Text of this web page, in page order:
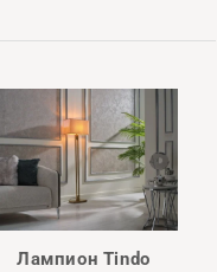
Лампион Tindo